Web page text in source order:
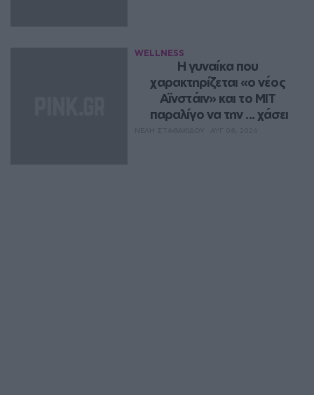
WELLNESS
Η γυναίκα που
χαρακτηρίζεται «ο νέος
Αϊνστάιν» και το MIT
παραλίγο να την ... χάσει